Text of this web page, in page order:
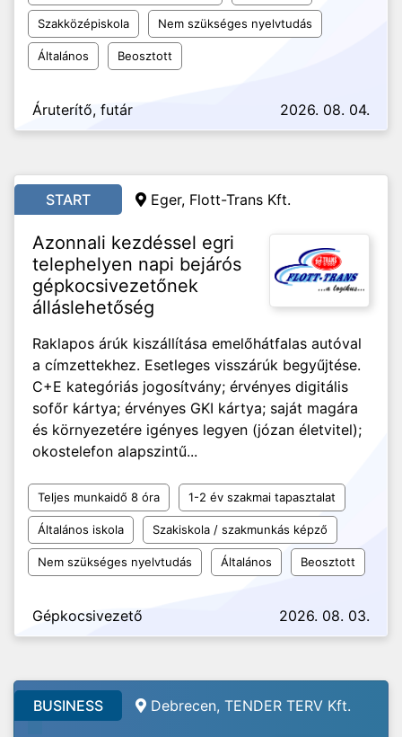
Szakközépiskola Nem szükséges nyelvtudás
Általános Beosztott
Áruterítő, futár 2026. 08. 04.
START Eger, Flott-Trans Kft.
Azonnali kezdéssel egri
telephelyen napi bejárós
gépkocsivezetőnek
álláslehetőség
Raklapos árúk kiszállítása emelőhátfalas autóval
a címzettekhez. Esetleges visszárúk begyűjtése.
C+E kategóriás jogosítvány; érvényes digitális
sofőr kártya; érvényes GKI kártya; saját magára
és környezetére igényes legyen (józan életvitel);
okostelefon alapszintű...
Teljes munkaidő 8 óra 1-2 év szakmai tapasztalat
Általános iskola Szakiskola / szakmunkás képző
Nem szükséges nyelvtudás Általános Beosztott
Gépkocsivezető 2026. 08. 03.
BUSINESS Debrecen, TENDER TERV Kft.